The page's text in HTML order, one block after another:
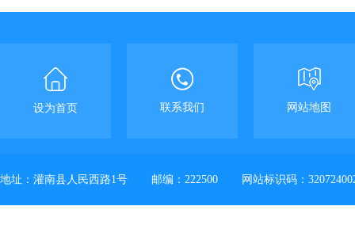
设为首页 联系我们 网站地图
地址：灌南县人民西路1号 邮编：222500 网站标识码：